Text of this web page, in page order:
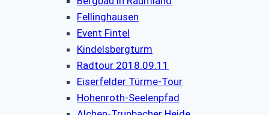
Fellinghausen
Event Fintel
Kindelsbergturm
Radtour 2018.09.11
Eiserfelder Türme-Tour
Hohenroth-Seelenpfad